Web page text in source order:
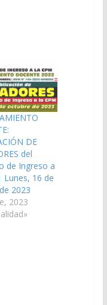
DE
del
de Ingreso a
Lunes, 16 de
2023
2023